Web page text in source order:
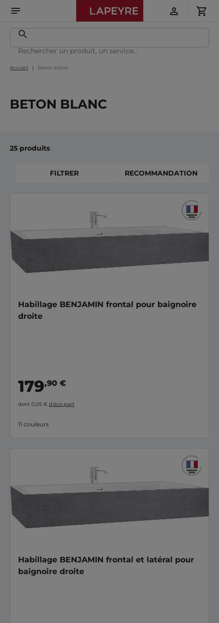
Accueil Beton blanc
BETON BLANC
25 produits
FILTRER RECOMMANDATION
Habillage BENJAMIN frontal pour baignoire
droite
179,90 €
dont 0,05 € d’éco-part
11 couleurs
Habillage BENJAMIN frontal et latéral pour
baignoire droite